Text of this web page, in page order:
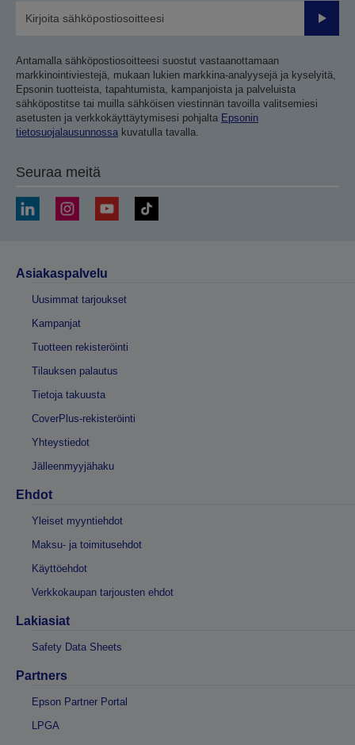
Lähetä
Antamalla sähköpostiosoitteesi suostut vastaanottamaan
markkinointiviestejä, mukaan lukien markkina-analyysejä ja kyselyitä,
Epsonin tuotteista, tapahtumista, kampanjoista ja palveluista
sähköpostitse tai muilla sähköisen viestinnän tavoilla valitsemiesi
asetusten ja verkkokäyttäytymisesi pohjalta Epsonin
tietosuojalausunnossa kuvatulla tavalla.
Seuraa meitä
Asiakaspalvelu
Uusimmat tarjoukset
Kampanjat
Tuotteen rekisteröinti
Tilauksen palautus
Tietoja takuusta
CoverPlus-rekisteröinti
Yhteystiedot
Jälleenmyyjähaku
Ehdot
Yleiset myyntiehdot
Maksu- ja toimitusehdot
Käyttöehdot
Verkkokaupan tarjousten ehdot
Lakiasiat
Safety Data Sheets
Partners
Epson Partner Portal
LPGA